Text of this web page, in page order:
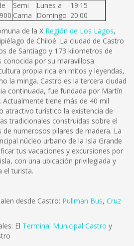
Semi
Cama
Lunes a
Domingo
19:15
20:00
de la X Región de Los Lagos,
de Chiloé. La ciudad de Castro
de Santiago y 173 kilometros de
conocida por su maravillosa
propia rica en mitos y leyendas,
la minga. Castro es la tercera ciudad
continuada, fue fundada por Martín
Actualmente tiene más de 40 mil
atractivo turístico la existencia de
tradicionales construidas sobre el
numerosos pilares de madera. La
núcleo urbano de la Isla Grande
tus vacaciones y excursiones por
con una ubicación privilegiada y
el turista.
desde Castro: Pullman Bus, Cruz
El Terminal Municipal Castro y